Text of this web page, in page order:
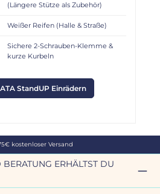
(Längere Stütze als Zubehör)
Weißer Reifen (Halle & Straße)
Sichere 2-Schrauben-Klemme &
kurze Kurbeln
StandUP Einrädern
kostenloser Versand
ERHÄLTST DU